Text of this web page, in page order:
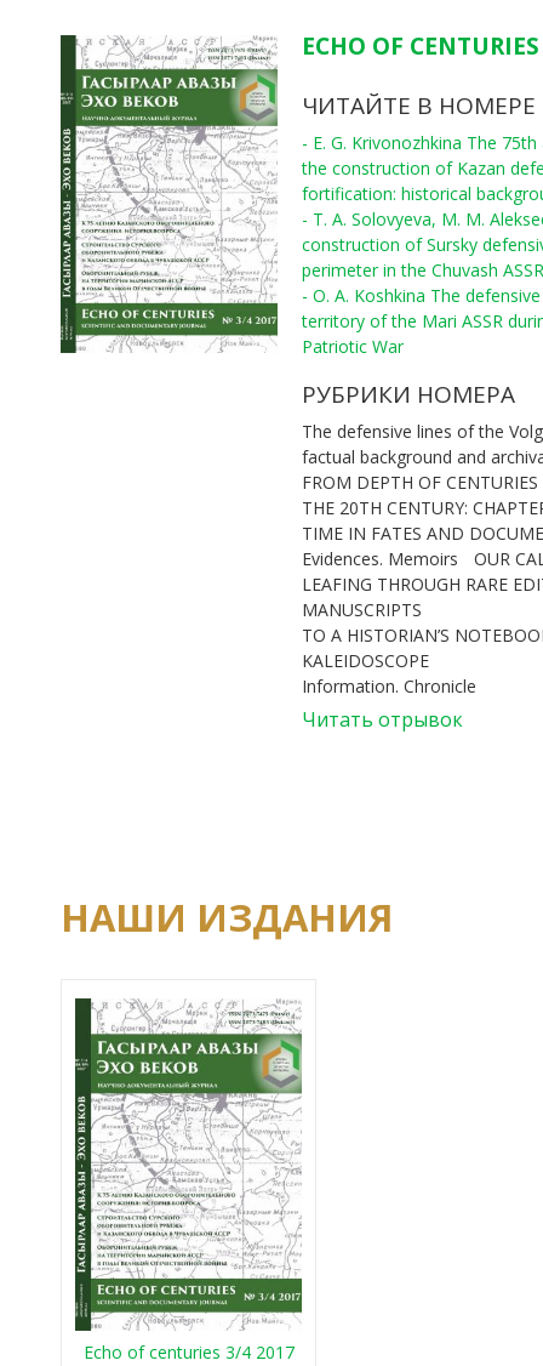
ECHO OF
ЧИТАЙТЕ В НОМЕРЕ
- E. G. Krivonozhkina The
the construction of Kazan
fortification: historical
- T. A. Solovyeva, M. M.
construction of Sursky
perimeter in the Chuvash ASSR
- O. A. Koshkina The
territory of the Mari ASSR
Patriotic War
РУБРИКИ НОМЕРА
The defensive lines of the
factual background and
FROM DEPTH OF CENTURIES
THE 20TH CENTURY:
TIME IN FATES AND
Evidences. Memoirs
OUR
LEAFING THROUGH RARE
MANUSCRIPTS
TO A HISTORIAN’S
KALEIDOSCOPE
Information. Chronicle
Читать отрывок
НАШИ ИЗДАНИЯ
Echo of centuries 3/4 2017